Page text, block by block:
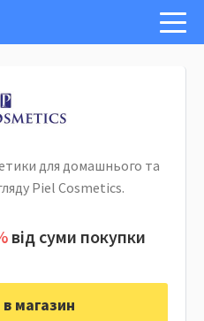
для домашнього та
Piel Cosmetics.
від суми покупки